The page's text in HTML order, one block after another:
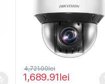
1,689.91lei
4,721.00lei